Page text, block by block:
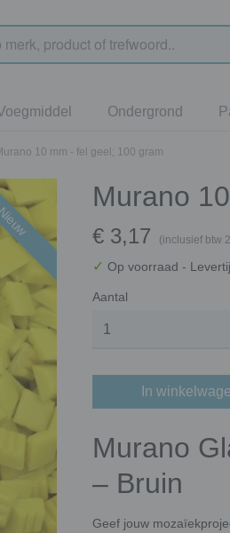
Ondergrond
10 mm - fel geel; 100 gram
Murano
€ 3,17 (inclusief btw
✓ Op voorraad -
Aantal
In
Murano
– Bruin
Geef jouw